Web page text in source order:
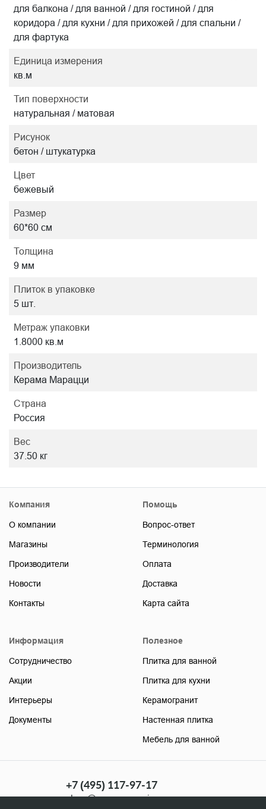
для балкона / для ванной / для гостиной / для
коридора / для кухни / для прихожей / для спальни /
для фартука
Единица измерения
кв.м
Тип поверхности
натуральная / матовая
Рисунок
бетон / штукатурка
Цвет
бежевый
Размер
60*60 см
Толщина
9 мм
Плиток в упаковке
5 шт.
Метраж упаковки
1.8000 кв.м
Производитель
Керама Марацци
Страна
Россия
Вес
37.50 кг
Компания
О компании
Магазины
Производители
Новости
Контакты
Помощь
Вопрос-ответ
Терминология
Оплата
Доставка
Карта сайта
Информация
Сотрудничество
Акции
Интерьеры
Документы
Полезное
Плитка для ванной
Плитка для кухни
Керамогранит
Настенная плитка
Мебель для ванной
+7 (495) 117-97-17
shop@soyuzceramica.ru